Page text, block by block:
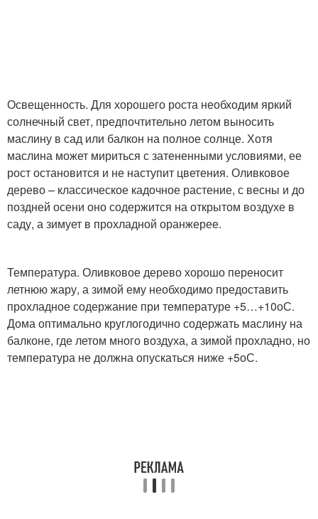
Освещенность. Для хорошего роста необходим яркий
солнечный свет, предпочтительно летом выносить
маслину в сад или балкон на полное солнце. Хотя
маслина может мириться с затененными условиями, ее
рост остановится и не наступит цветения. Оливковое
дерево – классическое кадочное растение, с весны и до
поздней осени оно содержится на открытом воздухе в
саду, а зимует в прохладной оранжерее.
Температура. Оливковое дерево хорошо переносит
летнюю жару, а зимой ему необходимо предоставить
прохладное содержание при температуре +5…+10оС.
Дома оптимально круглогодично содержать маслину на
балконе, где летом много воздуха, а зимой прохладно, но
температура не должна опускаться ниже +5оС.